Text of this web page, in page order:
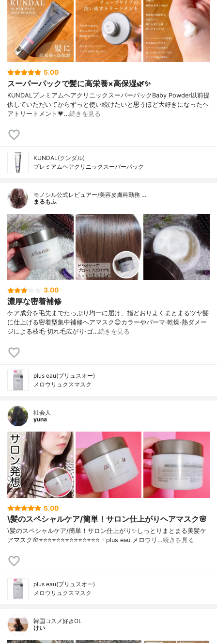
5.00
スーパーパックで髪に高栄養×高保湿🌿✨
KUNDALプレミアムヘアクリニックスーパーパックBaby Powder以前提
供していただいてからずっと使い続けたいと思うほど大好きになったヘ
アトリートメント💗…続きを見る
KUNDAL(クンダル)
プレミアムヘアクリニックスーパーパック
モノシル公式レビュアー/美容皮膚科勤務 …
まるもふ
3.00
濃厚な密着補修
ケア成分を毛先までたっぷり均一に届け、指どおりよくまとまるツヤ髪
に仕上げる密着型集中補修ヘアマスク😊カラーやパーマ·乾燥·熱ダメー
ジによる枝毛·切れ毛広がり·ゴ…続きを見る
plus eau(プリュスオー)
メロウリュクスマスク
社会人
yuna
5.00
\髪のスペシャルケア/簡単！サロン仕上がりヘアマスク🌸
\髪のスペシャルケア/簡単！サロン仕上がり✨しっとりまとまる美髪ケ
アマスク🌸⭐️⭐️⭐️⭐️⭐️⭐️⭐️⭐️⭐️⭐️⭐️⭐️⭐️⭐️・plus eau メロウリ…続きを見る
plus eau(プリュスオー)
メロウリュクスマスク
韓国コスメ好きOL
けい